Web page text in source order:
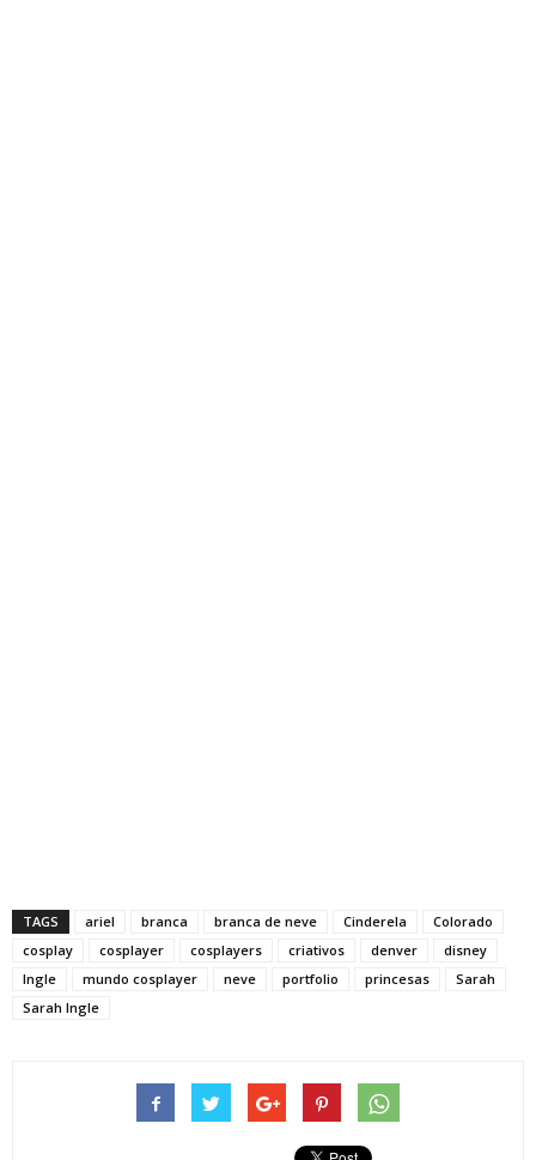
TAGS ariel branca branca de neve Cinderela
Colorado
cosplay
cosplayer cosplayers criativos denver
disney
Ingle
mundo cosplayer neve portfolio princesas
Sarah
Sarah Ingle